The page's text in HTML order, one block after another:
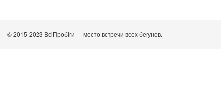
© 2015-2023 ВсіПробіги — место встречи всех бегунов.